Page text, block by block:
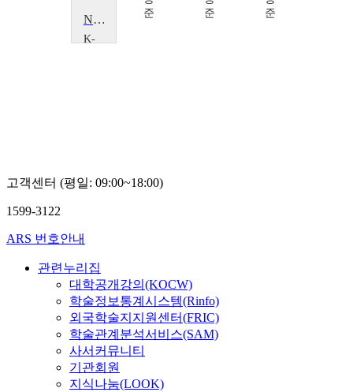
준
준
준
NO비만 NO질병! NOBINO 다이어트
K-
고객센터 (평일: 09:00~18:00)
1599-3122
ARS 번호안내
관련누리집
대학공개강의(KOCW)
학술정보통계시스템(Rinfo)
외국학술지지원센터(FRIC)
학술관계분석서비스(SAM)
사서커뮤니티
기관회원
지식나눔(LOOK)